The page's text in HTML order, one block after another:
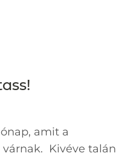
amit a
Kivéve talán